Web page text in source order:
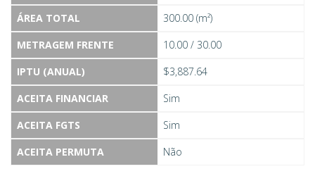
ÁREA TOTAL
300.00 (m²)
METRAGEM FRENTE
10.00 / 30.00
IPTU (ANUAL)
$3,887.64
ACEITA FINANCIAR
Sim
ACEITA FGTS
Sim
ACEITA PERMUTA
Não